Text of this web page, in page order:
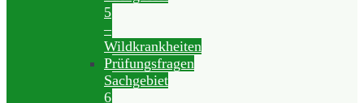
5
–
Wildkrankheiten
Prüfungsfragen
Sachgebiet
6